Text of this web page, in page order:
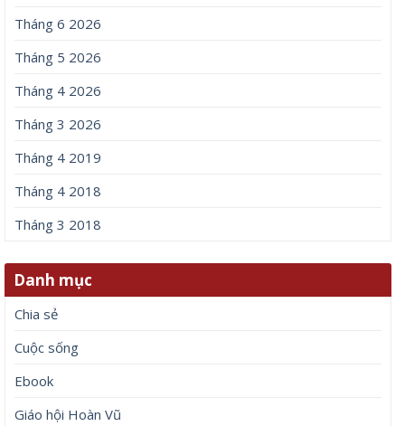
Tháng 6 2026
Tháng 5 2026
Tháng 4 2026
Tháng 3 2026
Tháng 4 2019
Tháng 4 2018
Tháng 3 2018
Danh mục
Chia sẻ
Cuộc sống
Ebook
Giáo hội Hoàn Vũ